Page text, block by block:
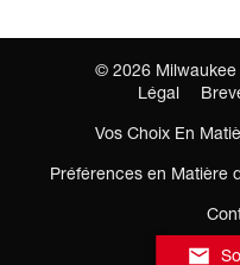
© 2026
Légal
Vos Choix En
Préférences en Matière